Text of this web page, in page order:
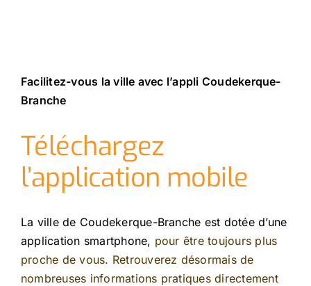
Facilitez-vous la ville avec l’appli Coudekerque-
Branche
Téléchargez
l’application mobile
La ville de Coudekerque-Branche est dotée d’une
application smartphone, pour être toujours plus
proche de vous. Retrouverez désormais de
nombreuses informations pratiques directement